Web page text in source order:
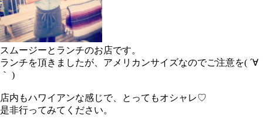
スムージーとランチのお店です。
ランチを頂きましたが、アメリカンサイズなのでご注意を( ´∀
｀ )
店内もハワイアンな感じで、とってもオシャレ♡
是非行ってみてください。